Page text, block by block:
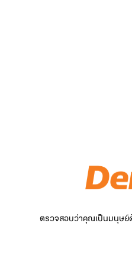
ตรวจสอบว่าคุณเป็นมนุษย์